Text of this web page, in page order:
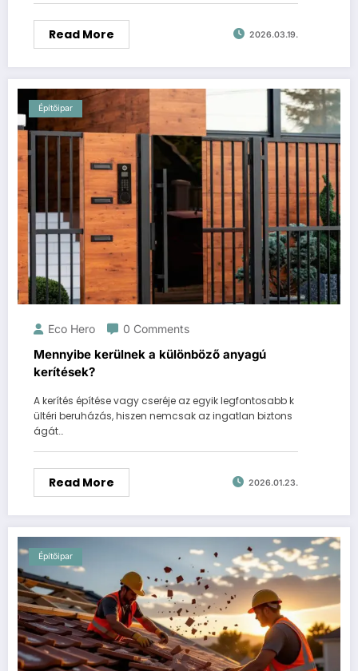
Read More 2026.03.19.
Építőipar
Eco Hero 0 Comments
Mennyibe kerülnek a különböző anyagú
kerítések?
A kerítés építése vagy cseréje az egyik legfontosabb k
ültéri beruházás, hiszen nemcsak az ingatlan biztons
ágát…
Read More 2026.01.23.
Építőipar